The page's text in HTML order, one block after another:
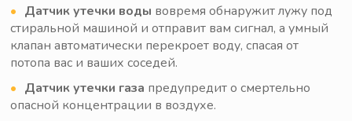
Датчик утечки воды вовремя обнаружит лужу под
стиральной машиной и отправит вам сигнал, а умный
клапан автоматически перекроет воду, спасая от
потопа вас и ваших соседей.
Датчик утечки газа предупредит о смертельно
опасной концентрации в воздухе.